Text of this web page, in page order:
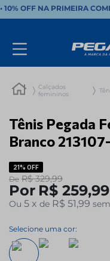
• 10% OFF NA PRIMEIRA
Calçados
femininos
Tênis Pegada
Branco
21% OFF
De R$ 329,99
Por R$ 259,99
Ou 5 x de R$ 51,99
Selecione uma cor: